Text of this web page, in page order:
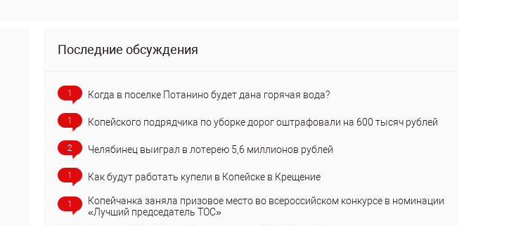
Последние обсуждения
1 Когда в поселке Потанино будет дана горячая вода?
1 Копейского подрядчика по уборке дорог оштрафовали на 600 тысяч рублей
2 Челябинец выиграл в лотерею 5,6 миллионов рублей
1 Как будут работать купели в Копейске в Крещение
1
Копейчанка заняла призовое место во всероссийском конкурсе в номинации
«Лучший председатель ТОС»